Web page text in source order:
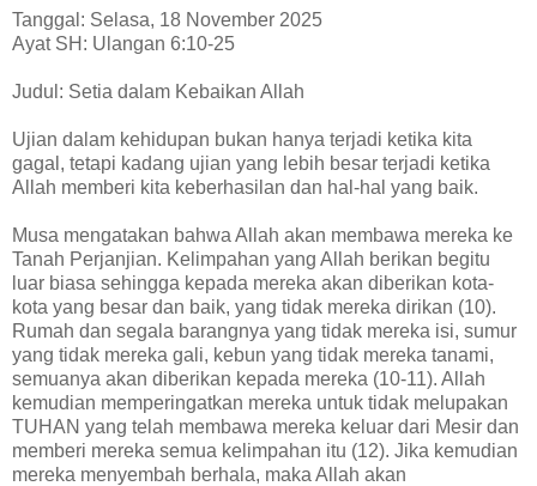
Tanggal: Selasa, 18 November 2025
Ayat SH: Ulangan 6:10-25
Judul: Setia dalam Kebaikan Allah
Ujian dalam kehidupan bukan hanya terjadi ketika kita
gagal, tetapi kadang ujian yang lebih besar terjadi ketika
Allah memberi kita keberhasilan dan hal-hal yang baik.
Musa mengatakan bahwa Allah akan membawa mereka ke
Tanah Perjanjian. Kelimpahan yang Allah berikan begitu
luar biasa sehingga kepada mereka akan diberikan kota-
kota yang besar dan baik, yang tidak mereka dirikan (10).
Rumah dan segala barangnya yang tidak mereka isi, sumur
yang tidak mereka gali, kebun yang tidak mereka tanami,
semuanya akan diberikan kepada mereka (10-11). Allah
kemudian memperingatkan mereka untuk tidak melupakan
TUHAN yang telah membawa mereka keluar dari Mesir dan
memberi mereka semua kelimpahan itu (12). Jika kemudian
mereka menyembah berhala, maka Allah akan